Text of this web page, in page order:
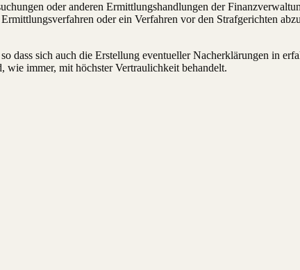
oder anderen Ermittlungshandlungen der
oder ein Verfahren vor den Strafgerichten
dass sich auch die Erstellung eventueller Nacherklärungen in
wie immer, mit höchster Vertraulichkeit behandelt.